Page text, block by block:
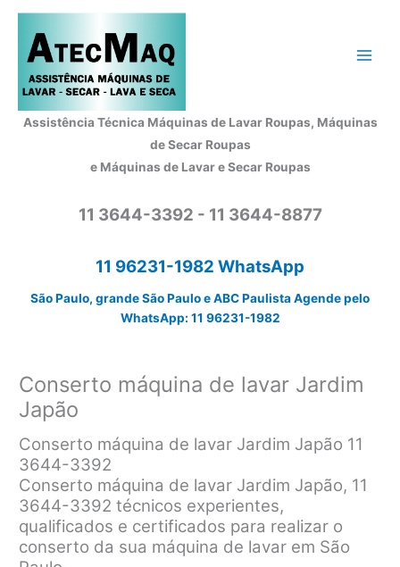
Assistência Técnica Máquinas de Lavar Roupas, Máquinas
de Secar Roupas
e Máquinas de Lavar e Secar Roupas
11 3644-3392 - 11 3644-8877
11 96231-1982 WhatsApp
São Paulo, grande São Paulo e ABC Paulista Agende pelo
WhatsApp: 11 96231-1982
Conserto máquina de lavar Jardim
Japão
Conserto máquina de lavar Jardim Japão 11
3644-3392
Conserto máquina de lavar Jardim Japão, 11
3644-3392 técnicos experientes,
qualificados e certificados para realizar o
conserto da sua máquina de lavar em São